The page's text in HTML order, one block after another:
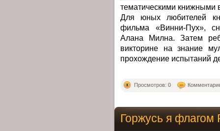
тематическими книжными
Для юных любителей
фильма «Винни-Пух»,
Алана Милна. Затем
викторине на знание
прохождение испытаний
Просмотров: 0
Горжусь я